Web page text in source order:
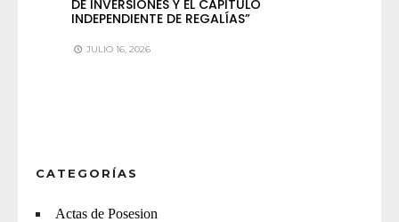
DE INVERSIONES Y EL CAPITULO
INDEPENDIENTE DE REGALÍAS”
JULIO 16, 2026
CATEGORÍAS
Actas de Posesion